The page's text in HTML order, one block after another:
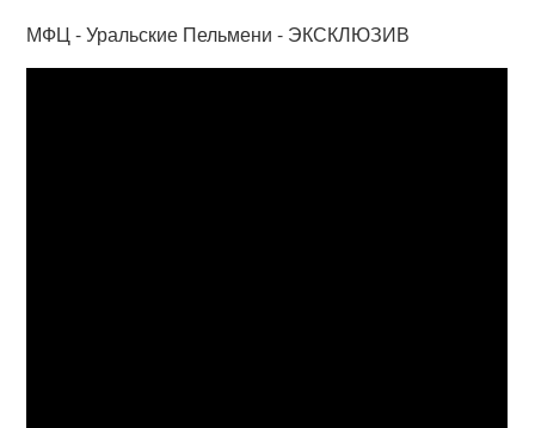
МФЦ - Уральские Пельмени - ЭКСКЛЮЗИВ